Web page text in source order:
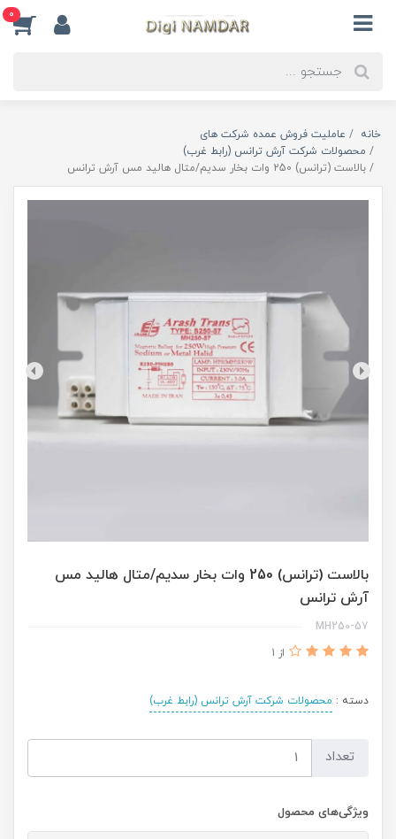
0
خانه
عاملیت فروش عمده شرکت های
محصولات شرکت آرش ترانس (رابط غرب)
بالاست (ترانس) 250 وات بخار سدیم/متال هالید مس آرش ترانس
بالاست (ترانس) 250 وات بخار سدیم/متال هالید مس
آرش ترانس
MH250-57
از 1
دسته : محصولات شرکت آرش ترانس (رابط غرب)
تعداد
ویژگی‌های محصول